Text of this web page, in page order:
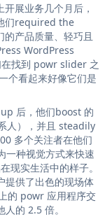
展业务几个月后，
们required the
产品质量、轻巧且
WordPress
找到 powr slider 之
个看起来好像它们是
后，他们boost 的
人），并且 steadily
多个关注者在他们
种视觉方式来快速
现实生活中的样子。
提供了出色的现场体
的 powr 应用程序交
的 2.5 倍。